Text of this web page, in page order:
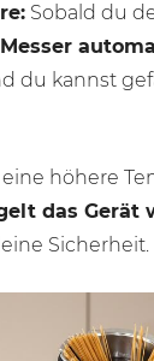
Sobald du
du kannst
höhere
das Gerät
Sicherheit.